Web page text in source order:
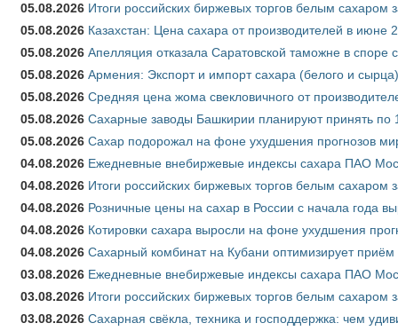
05.08.2026 Итоги российских биржевых торгов белым сахаром
05.08.2026 Казахстан: Цена сахара от производителей в июне
05.08.2026 Апелляция отказала Саратовской таможне в
05.08.2026 Армения: Экспорт и импорт сахара (белого и
05.08.2026 Средняя цена жома свекловичного от
05.08.2026 Сахарные заводы Башкирии планируют принять по
05.08.2026 Сахар подорожал на фоне ухудшения прогнозов
04.08.2026 Ежедневные внебиржевые индексы сахара ПАО
04.08.2026 Итоги российских биржевых торгов белым сахаром
04.08.2026 Розничные цены на сахар в России с начала года
04.08.2026 Котировки сахара выросли на фоне ухудшения
04.08.2026 Сахарный комбинат на Кубани оптимизирует приём
03.08.2026 Ежедневные внебиржевые индексы сахара ПАО
03.08.2026 Итоги российских биржевых торгов белым сахаром
03.08.2026 Сахарная свёкла, техника и господдержка: чем